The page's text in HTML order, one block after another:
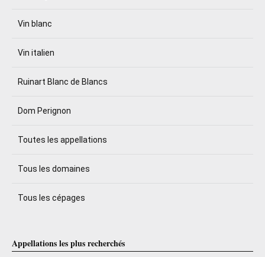
Vin blanc
Vin italien
Ruinart Blanc de Blancs
Dom Perignon
Toutes les appellations
Tous les domaines
Tous les cépages
Appellations les plus recherchés